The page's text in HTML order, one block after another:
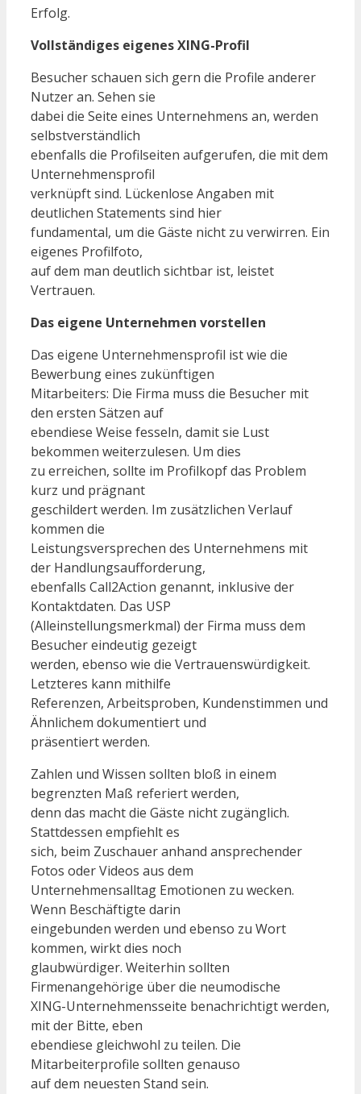
Erfolg.
Vollständiges eigenes XING-Profil
Besucher schauen sich gern die Profile anderer
Nutzer an. Sehen sie
dabei die Seite eines Unternehmens an, werden
selbstverständlich
ebenfalls die Profilseiten aufgerufen, die mit dem
Unternehmensprofil
verknüpft sind. Lückenlose Angaben mit
deutlichen Statements sind hier
fundamental, um die Gäste nicht zu verwirren. Ein
eigenes Profilfoto,
auf dem man deutlich sichtbar ist, leistet
Vertrauen.
Das eigene Unternehmen vorstellen
Das eigene Unternehmensprofil ist wie die
Bewerbung eines zukünftigen
Mitarbeiters: Die Firma muss die Besucher mit
den ersten Sätzen auf
ebendiese Weise fesseln, damit sie Lust
bekommen weiterzulesen. Um dies
zu erreichen, sollte im Profilkopf das Problem
kurz und prägnant
geschildert werden. Im zusätzlichen Verlauf
kommen die
Leistungsversprechen des Unternehmens mit
der Handlungsaufforderung,
ebenfalls Call2Action genannt, inklusive der
Kontaktdaten. Das USP
(Alleinstellungsmerkmal) der Firma muss dem
Besucher eindeutig gezeigt
werden, ebenso wie die Vertrauenswürdigkeit.
Letzteres kann mithilfe
Referenzen, Arbeitsproben, Kundenstimmen und
Ähnlichem dokumentiert und
präsentiert werden.
Zahlen und Wissen sollten bloß in einem
begrenzten Maß referiert werden,
denn das macht die Gäste nicht zugänglich.
Stattdessen empfiehlt es
sich, beim Zuschauer anhand ansprechender
Fotos oder Videos aus dem
Unternehmensalltag Emotionen zu wecken.
Wenn Beschäftigte darin
eingebunden werden und ebenso zu Wort
kommen, wirkt dies noch
glaubwürdiger. Weiterhin sollten
Firmenangehörige über die neumodische
XING-Unternehmensseite benachrichtigt werden,
mit der Bitte, eben
ebendiese gleichwohl zu teilen. Die
Mitarbeiterprofile sollten genauso
auf dem neuesten Stand sein.